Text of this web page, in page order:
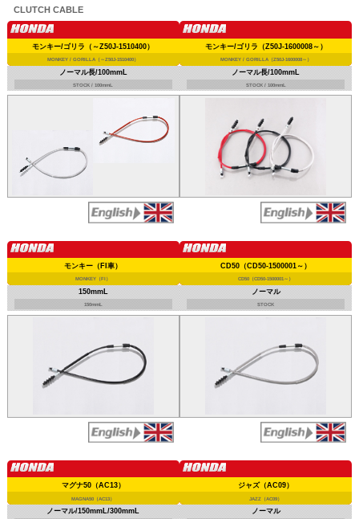
CLUTCH CABLE
モンキー/ゴリラ（～Z50J-1510400）
MONKEY / GORILLA（～Z50J-1510400）
ノーマル長/100mmL
STOCK / 100mmL
モンキー/ゴリラ（Z50J-1600008～）
MONKEY / GORILLA（Z50J-1600008～）
ノーマル長/100mmL
STOCK / 100mmL
モンキー（FI車）
MONKEY（FI）
150mmL
150mmL
CD50（CD50-1500001～）
CD50（CD50-1500001～）
ノーマル
STOCK
マグナ50（AC13）
MAGNA50（AC13）
ノーマル/150mmL/300mmL
ジャズ（AC09）
JAZZ（AC09）
ノーマル